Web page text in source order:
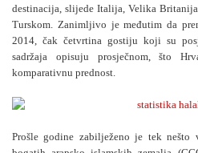
destinacija, slijede Italija, Velika
Turskom. Zanimljivo je međutim da
2014, čak četvrtina gostiju koji su
sadržaja opisuju prosječnom, što
komparativnu prednost.
Prošle godine zabilježeno je tek